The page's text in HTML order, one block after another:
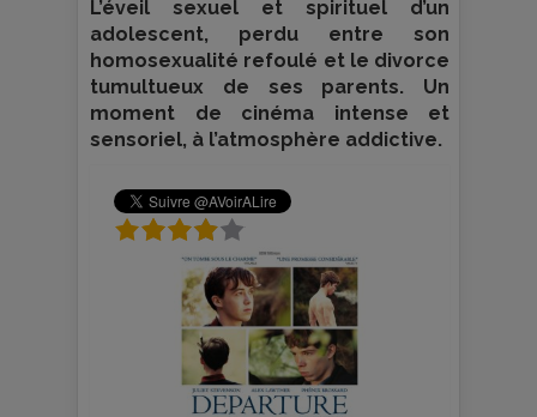
L’éveil sexuel et spirituel d’un
adolescent, perdu entre son
homosexualité refoulé et le divorce
tumultueux de ses parents. Un
moment de cinéma intense et
sensoriel, à l’atmosphère addictive.